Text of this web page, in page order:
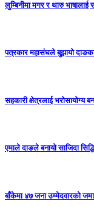
लुम्बिनीमा मगर र थारु
पत्रकार महासंघले बुझायो
सहकारी क्षेत्रलाई भरोसायोग्य
एमाले दाङले बनायाे साजिदा
बाँकेमा ४७ जना उम्मेदवारको